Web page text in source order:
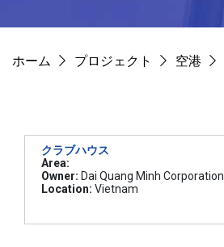
ホーム プロジェクト 空港
クラブハウス
Area:
Owner: Dai Quang Minh Corporation
Location: Vietnam